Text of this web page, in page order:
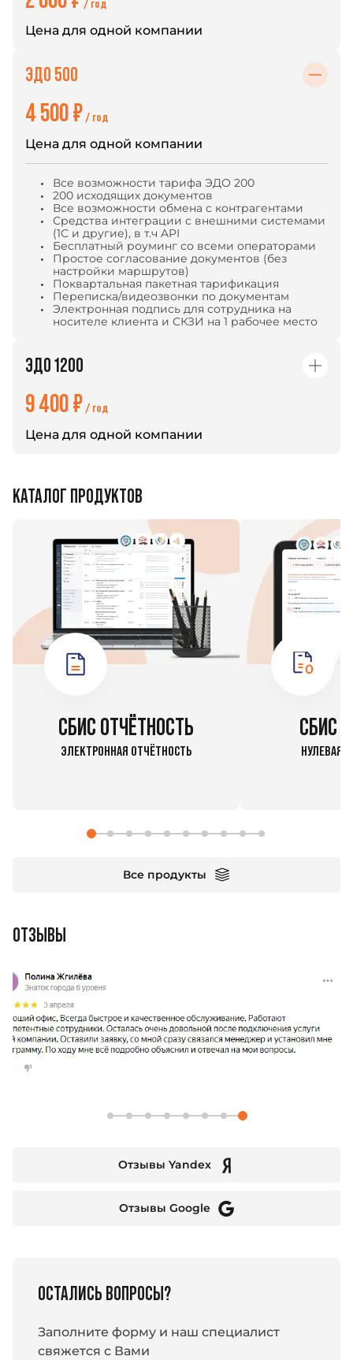
/ год
Цена для одной компании
ЭДО 500
4 500 ₽ / год
Цена для одной компании
Все возможности тарифа ЭДО 200
200 исходящих документов
Все возможности обмена с контрагентами
Средства интеграции с внешними системами
(1С и другие), в т.ч API
Бесплатный роуминг со всеми операторами
Простое согласование документов (без
настройки маршрутов)
Поквартальная пакетная тарификация
Переписка/видеозвонки по документам
Электронная подпись для сотрудника на
носителе клиента и СКЗИ на 1 рабочее место
ЭДО 1200
9 400 ₽ / год
Цена для одной компании
КАТАЛОГ ПРОДУКТОВ
СБИС ОТЧЁТНОСТЬ
ЭЛЕКТРОННАЯ ОТЧЁТНОСТЬ
СБИС
НУЛЕВАЯ
Все продукты
ОТЗЫВЫ
Отзывы Yandex
Отзывы Google
ОСТАЛИСЬ ВОПРОСЫ?
Заполните форму и наш специалист
свяжется с Вами